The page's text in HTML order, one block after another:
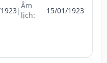
|Âm
lịch:
15/01/1923